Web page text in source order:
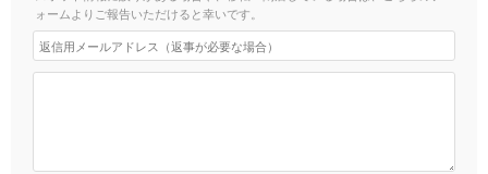
ォームよりご報告いただけると幸いです。